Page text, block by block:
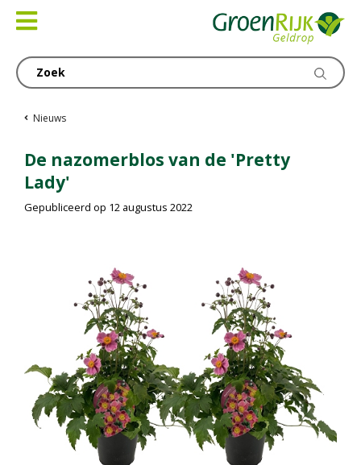
naar
Nieuws
De nazomerblos van de 'Pretty
Lady'
Gepubliceerd op 12 augustus 2022